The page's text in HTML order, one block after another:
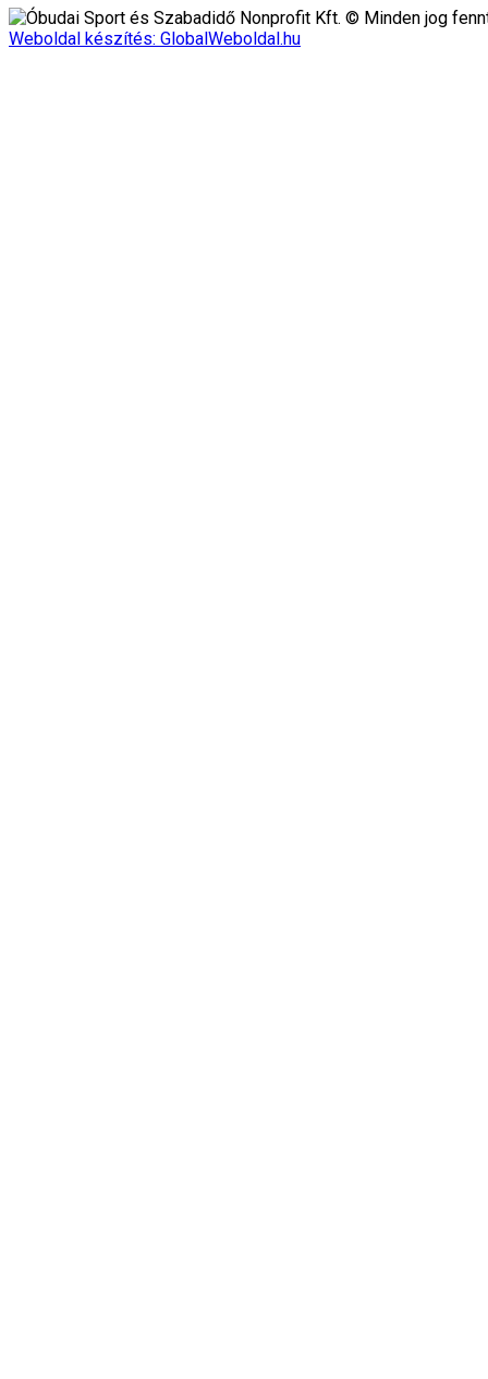
Óbudai Sport és Szabadidő Nonprofit Kft. © Minden jog
Weboldal készítés: GlobalWeboldal.hu